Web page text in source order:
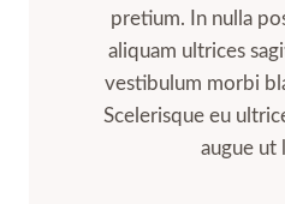
pretium. In nulla
aliquam ultrices
vestibulum morbi
Scelerisque eu
augue ut